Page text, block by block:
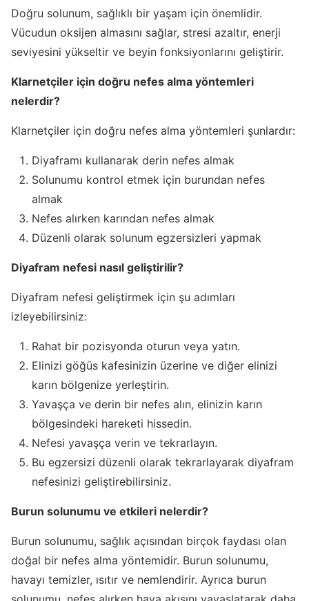
Doğru solunum, sağlıklı bir yaşam için önemlidir.
Vücudun oksijen almasını sağlar, stresi azaltır, enerji
seviyesini yükseltir ve beyin fonksiyonlarını geliştirir.
Klarnetçiler için doğru nefes alma yöntemleri
nelerdir?
Klarnetçiler için doğru nefes alma yöntemleri şunlardır:
Diyaframı kullanarak derin nefes almak
Solunumu kontrol etmek için burundan nefes
almak
Nefes alırken karından nefes almak
Düzenli olarak solunum egzersizleri yapmak
Diyafram nefesi nasıl geliştirilir?
Diyafram nefesi geliştirmek için şu adımları
izleyebilirsiniz:
Rahat bir pozisyonda oturun veya yatın.
Elinizi göğüs kafesinizin üzerine ve diğer elinizi
karın bölgenize yerleştirin.
Yavaşça ve derin bir nefes alın, elinizin karın
bölgesindeki hareketi hissedin.
Nefesi yavaşça verin ve tekrarlayın.
Bu egzersizi düzenli olarak tekrarlayarak diyafram
nefesinizi geliştirebilirsiniz.
Burun solunumu ve etkileri nelerdir?
Burun solunumu, sağlık açısından birçok faydası olan
doğal bir nefes alma yöntemidir. Burun solunumu,
havayı temizler, ısıtır ve nemlendirir. Ayrıca burun